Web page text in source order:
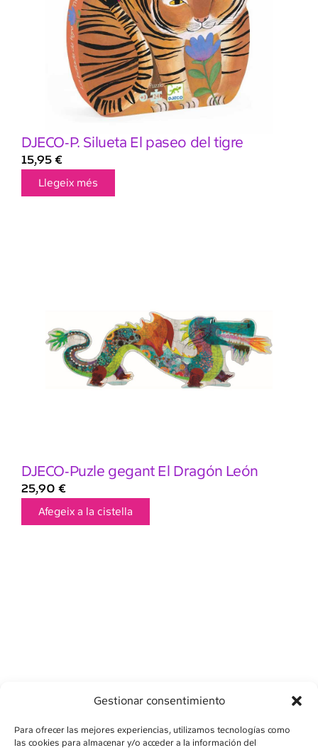
Gestionar consentimiento
Para ofrecer las mejores experiencias, utilizamos tecnologías como
las cookies para almacenar y/o acceder a la información del
DJECO-P. Silueta El paseo del tigre
15,95 €
Llegeix més
DJECO-Puzle gegant El Dragón León
25,90 €
Afegeix a la cistella